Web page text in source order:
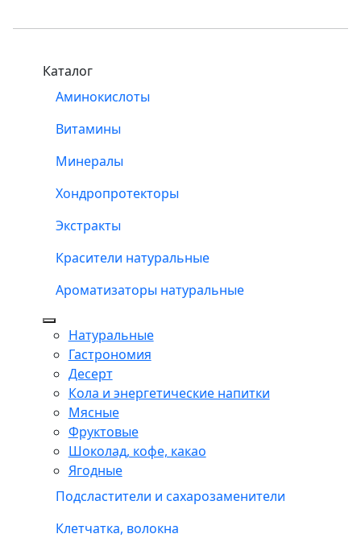
Каталог
Аминокислоты
Витамины
Минералы
Хондропротекторы
Экстракты
Красители натуральные
Ароматизаторы натуральные
Натуральные
Гастрономия
Десерт
Кола и энергетические напитки
Мясные
Фруктовые
Шоколад, кофе, какао
Ягодные
Подсластители и сахарозаменители
Клетчатка, волокна